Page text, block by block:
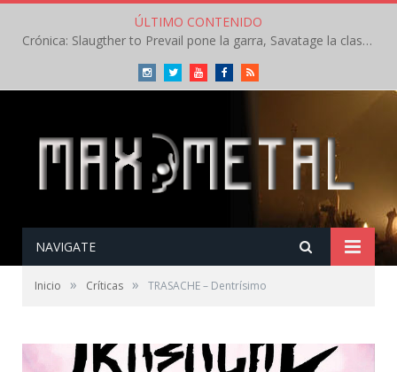
ÚLTIMO CONTENIDO
Crónica: Slaugther to Prevail pone la garra, Savatage la clase en la apertura del Leyendas del Rock – Miércoles – Agosto 2026
InstagramTwitterYoutubeFacebookRSS
NAVIGATE
Inicio » Críticas » TRASACHE – Dentrísimo